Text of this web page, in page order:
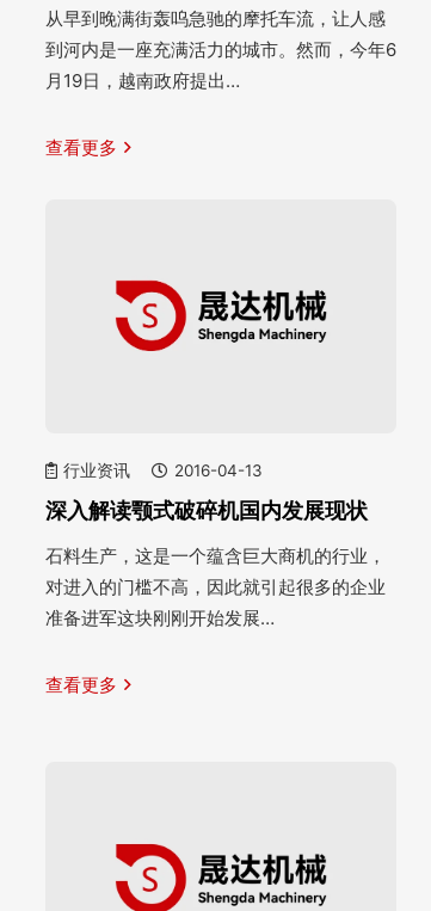
从早到晚满街轰呜急驰的摩托车流，让人感
到河内是一座充满活力的城市。然而，今年6
月19日，越南政府提出…
查看更多
行业资讯 2016-04-13
深入解读颚式破碎机国内发展现状
石料生产，这是一个蕴含巨大商机的行业，
对进入的门槛不高，因此就引起很多的企业
准备进军这块刚刚开始发展…
查看更多